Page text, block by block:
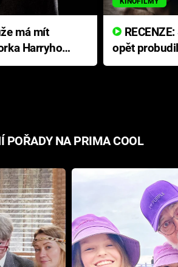
má mít
Harryho
opět
přichází s
POŘADY NA PRIMA COOL